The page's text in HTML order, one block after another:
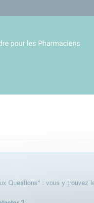
Questions" : vous y